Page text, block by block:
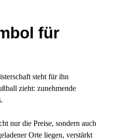
für
steht für ihn
zieht: zunehmende
nur die Preise, sondern auch
Orte liegen, verstärkt